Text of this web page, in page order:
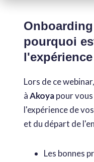
pourquoi
Lors de ce webinar,
àAkoyapour
l'expérience de
et du départ de
Les bonnes